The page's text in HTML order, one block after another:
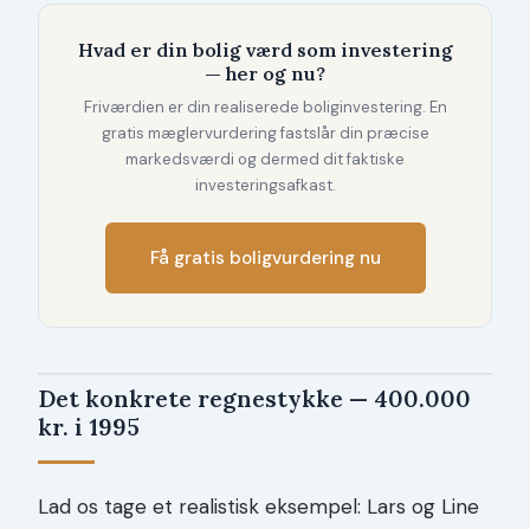
Hvad er din bolig værd som investering
— her og nu?
Friværdien er din realiserede boliginvestering. En
gratis mæglervurdering fastslår din præcise
markedsværdi og dermed dit faktiske
investeringsafkast.
Få gratis boligvurdering nu
Det konkrete regnestykke — 400.000
kr. i 1995
Lad os tage et realistisk eksempel: Lars og Line